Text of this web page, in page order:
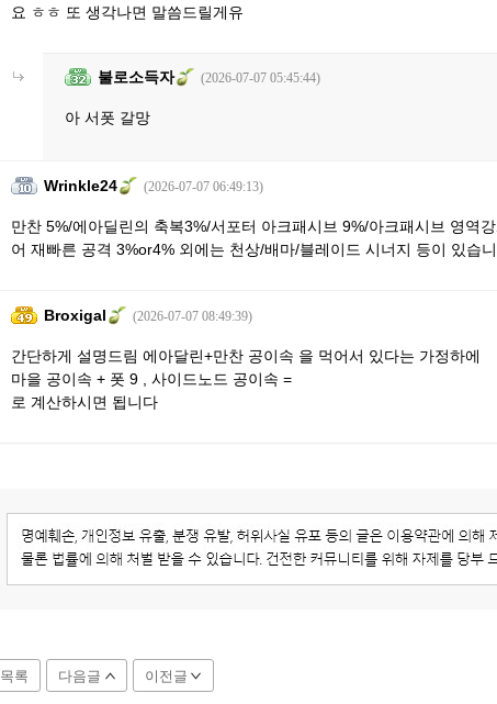
요 ㅎㅎ 또 생각나면 말씀드릴게유
불로소득자 (2026-07-07 05:45:44)
아 서폿 갈망
Wrinkle24 (2026-07-07 06:49:13)
만찬 5%/에아딜린의 축복3%/서포터 아크패시브 9%/아크패시브 영역
어 재빠른 공격 3%or4% 외에는 천상/배마/블레이드 시너지 등이 있습니
Broxigal (2026-07-07 08:49:39)
간단하게 설명드림 에아달린+만찬 공이속 을 먹어서 있다는 가정하에
마을 공이속 + 폿 9 , 사이드노드 공이속 =
로 계산하시면 됩니다
목록 다음글 이전글